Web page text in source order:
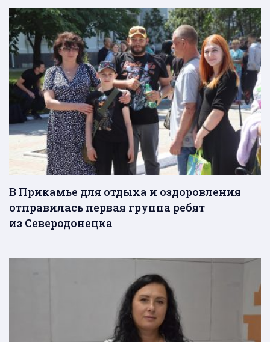
В Прикамье для отдыха и оздоровления
отправилась первая группа ребят
из Северодонецка